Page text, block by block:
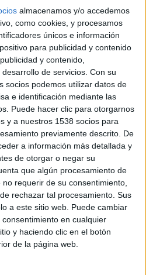
almacenamos y/o accedemos
como cookies, y procesamos
únicos e información
para publicidad y contenido
y contenido,
de servicios. Con su
socios podemos utilizar datos de
e identificación mediante las
Puede hacer clic para otorgarnos
y a nuestros 1538 socios para
previamente descrito. De
a información más detallada y
de otorgar o negar su
que algún procesamiento de
requerir de su consentimiento,
rechazar tal procesamiento. Sus
a este sitio web. Puede cambiar
en cualquier
y haciendo clic en el botón
de la página web.
als recursos
implicarà canvis
del plenari
de 21 a 25 regidors a
del 2027, així com noves
la taula el debat
de les ciutats mitjanes
sense comprometre el
especialment en un
del món local.
, ha alertat que “el